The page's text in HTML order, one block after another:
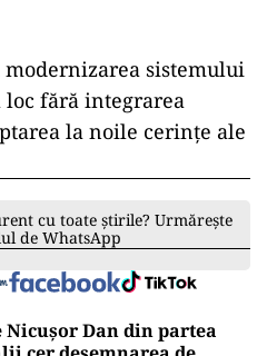
sistemului
loc fără integrarea
la noile cerințe ale
cu toate știrile? Urmărește
de WhatsApp
Nicușor Dan din partea